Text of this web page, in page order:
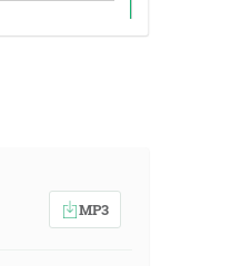
MP3